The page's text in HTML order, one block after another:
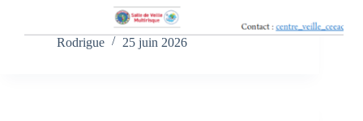
Rodrigue 25 juin 2026